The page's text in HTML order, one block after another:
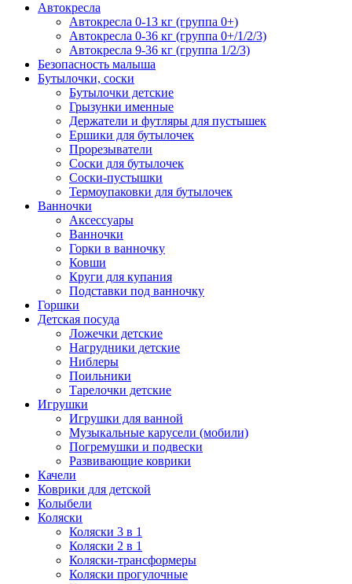
Автокресла
Автокресла 0-13 кг (группа 0+)
Автокресла 0-36 кг (группа 0+/1/2/3)
Автокресла 9-36 кг (группа 1/2/3)
Безопасность малыша
Бутылочки, соски
Бутылочки детские
Грызунки именные
Держатели и футляры для пустышек
Ершики для бутылочек
Прорезыватели
Соски для бутылочек
Соски-пустышки
Термоупаковки для бутылочек
Ванночки
Аксессуары
Ванночки
Горки в ванночку
Ковши
Круги для купания
Подставки под ванночку
Горшки
Детская посуда
Ложечки детские
Нагрудники детские
Ниблеры
Поильники
Тарелочки детские
Игрушки
Игрушки для ванной
Музыкальные карусели (мобили)
Погремушки и подвески
Развивающие коврики
Качели
Коврики для детской
Колыбели
Коляски
Коляски 3 в 1
Коляски 2 в 1
Коляски-трансформеры
Коляски прогулочные